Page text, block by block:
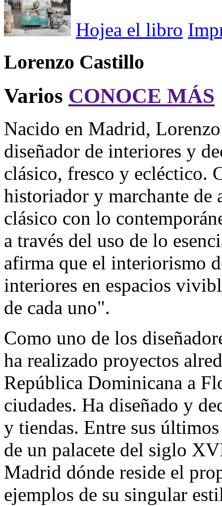
Hojea el libro
Lorenzo Castillo
Varios CONOCE MÁS
Nacido en Madrid,
diseñador de interiores y
clásico, fresco y ecléctico.
historiador y marchante de
clásico con lo
a través del uso de lo
afirma que el interiorismo
interiores en espacios
de cada uno".
Como uno de los
ha realizado proyectos
República Dominicana a
ciudades. Ha diseñado y
y tiendas. Entre sus
de un palacete del siglo
Madrid dónde reside el
ejemplos de su singular